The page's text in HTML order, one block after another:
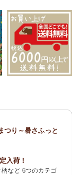
つり～暑さふっと
入荷！
など 6つのカテゴ